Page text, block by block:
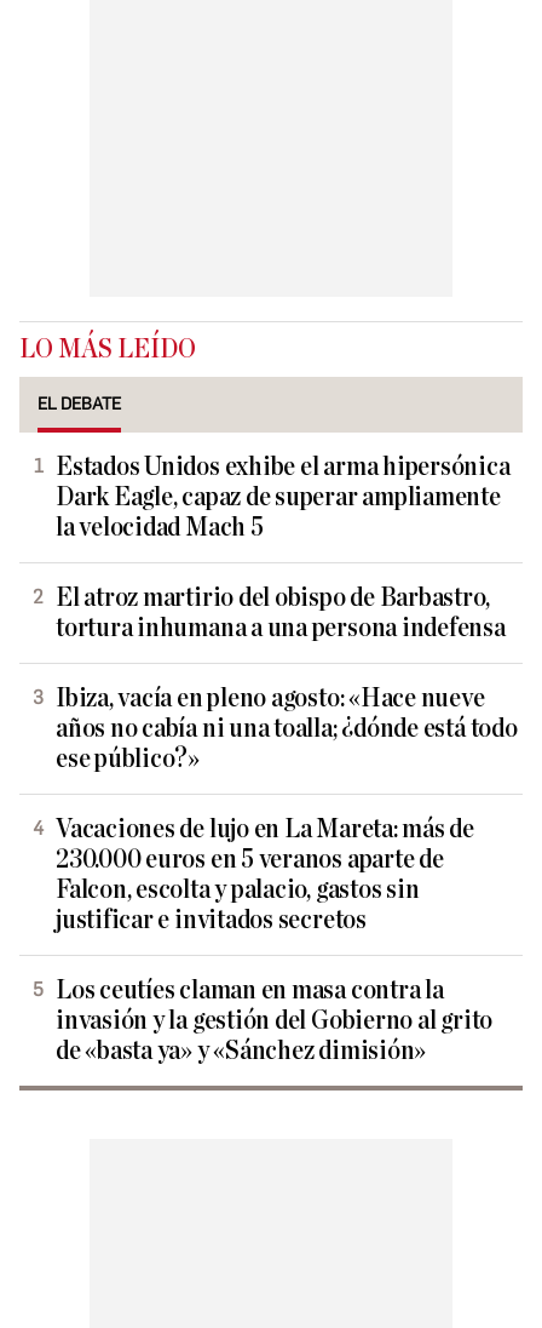
LO MÁS LEÍDO
EL DEBATE
Estados Unidos exhibe el arma hipersónica
Dark Eagle, capaz de superar ampliamente
la velocidad Mach 5
El atroz martirio del obispo de Barbastro,
tortura inhumana a una persona indefensa
Ibiza, vacía en pleno agosto: «Hace nueve
años no cabía ni una toalla; ¿dónde está todo
ese público?»
Vacaciones de lujo en La Mareta: más de
230.000 euros en 5 veranos aparte de
Falcon, escolta y palacio, gastos sin
justificar e invitados secretos
Los ceutíes claman en masa contra la
invasión y la gestión del Gobierno al grito
de «basta ya» y «Sánchez dimisión»